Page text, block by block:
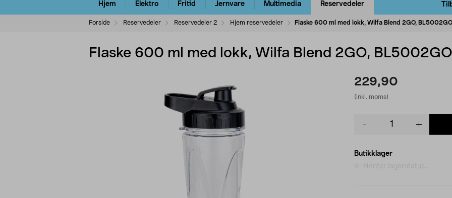
Hjem Elektro Fritid Jernvare Multimedia Reservedeler
Forside Reservedeler Reservedeler 2 Hjem reservedeler Flaske 600 ml med lokk, Wilfa Blend 2GO, BL5002GO
Flaske 600 ml med lokk, Wilfa Blend 2GO, BL5002GO
229,90
(inkl. moms)
Butikklager